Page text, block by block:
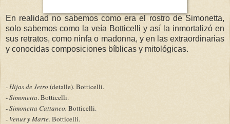
En realidad no sabemos como era el rostro de Simonetta,
solo sabemos como la veía Botticelli y así la inmortalizó en
sus retratos, como ninfa o madonna, y en las extraordinarias
y conocidas composiciones bíblicas y mitológicas.
-Hijas de Jetro (detalle). Botticelli.
-Simonetta. Botticelli.
-Simonetta Cattaneo. Botticelli.
- Venus y Marte. Botticelli.